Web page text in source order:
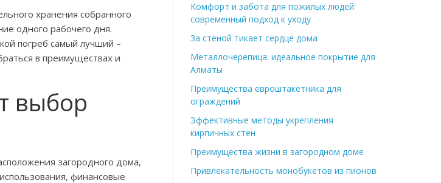
хранения собранного
одного рабочего дня.
погреб самый лучший –
в преимуществах и
выбор
загородного дома,
финансовые
Комфорт и забота для пожилых людей:
современный подход к уходу
За стеной тикает сердце дома
Металлочерепица: идеальное покрытие для
Алматы
Преимущества евроштакетника для
ограждений
Эффективные методы укрепления
кирпичных стен
Преимущества жизни в загородном доме
Привлекательность монобукетов из пионов